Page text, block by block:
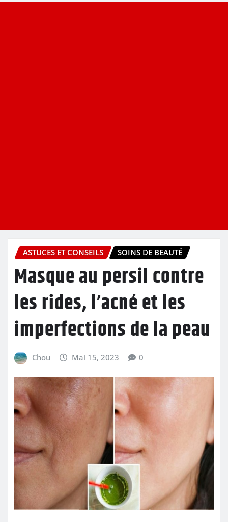
ASTUCES ET CONSEILS SOINS DE BEAUTÉ
Masque au persil contre
les rides, l’acné et les
imperfections de la peau
Chou Mai 15, 2023 0